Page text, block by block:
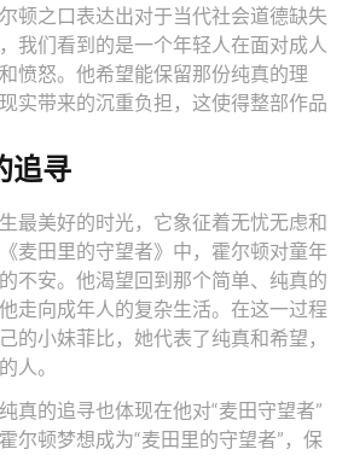
顿之口表达出对于当代社会道德缺失
我们看到的是一个年轻人在面对成人
愤怒。他希望能保留那份纯真的理
实带来的沉重负担，这使得整部作品
追寻
最美好的时光，它象征着无忧无虑和
麦田里的守望者》中，霍尔顿对童年
不安。他渴望回到那个简单、纯真的
走向成年人的复杂生活。在这一过程
的小妹菲比，她代表了纯真和希望，
人。
真的追寻也体现在他对“麦田守望者”
尔顿梦想成为“麦田里的守望者”，保